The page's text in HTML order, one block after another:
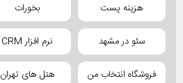
هزینه پست بخورات
سئو در مشهد نرم افزار CRM
فروشگاه انتخاب من هتل های تهران